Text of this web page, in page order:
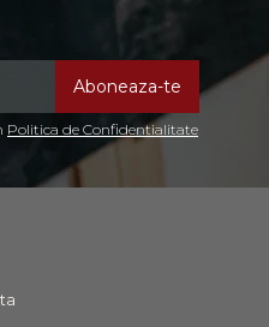
Politica de Confidentialitate